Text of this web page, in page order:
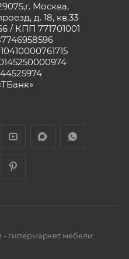
Москва,
д. 18, кв.33
/ КПП 771701001
гипермаркет мебели: